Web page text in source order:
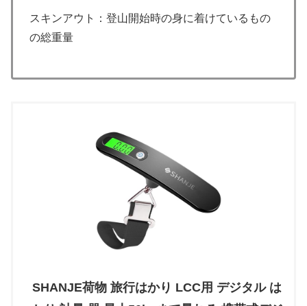
スキンアウト：登山開始時の身に着けているもの
の総重量
SHANJE荷物 旅行はかり LCC用 デジタル は